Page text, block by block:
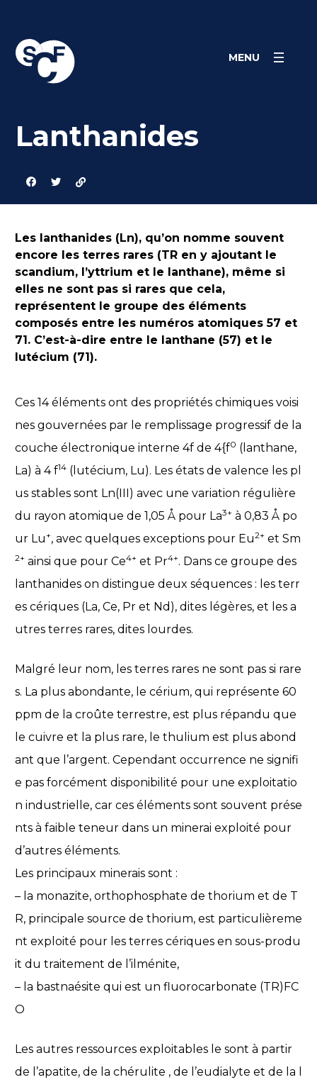
content
MENU
Lanthanides
Les lanthanides (Ln), qu’on nomme souvent
encore les terres rares (TR en y ajoutant le
scandium, l’yttrium et le lanthane), même si
elles ne sont pas si rares que cela,
représentent le groupe des éléments
composés entre les numéros atomiques 57 et
71. C’est-à-dire entre le lanthane (57) et le
lutécium (71).
Ces 14 éléments ont des propriétés chimiques voisi
nes gouvernées par le remplissage progressif de la
couche électronique interne 4f de 4{f0 (lanthane,
La) à 4 f14(lutécium, Lu). Les états de valence les pl
us stables sont Ln(III) avec une variation régulière
du rayon atomique de 1,05 Å pour La3+à 0,83 Å po
ur Lu+, avec quelques exceptions pour Eu2+et Sm
2+ainsi que pour Ce4+et Pr4+. Dans ce groupe des
lanthanides on distingue deux séquences : les terr
es cériques (La, Ce, Pr et Nd), dites légères, et les a
utres terres rares, dites lourdes.
Malgré leur nom, les terres rares ne sont pas si rare
s. La plus abondante, le cérium, qui représente 60
ppm de la croûte terrestre, est plus répandu que
le cuivre et la plus rare, le thulium est plus abond
ant que l’argent. Cependant occurrence ne signifi
e pas forcément disponibilité pour une exploitatio
n industrielle, car ces éléments sont souvent prése
nts à faible teneur dans un minerai exploité pour
d’autres éléments.
Les principaux minerais sont :
– la monazite, orthophosphate de thorium et de T
R, principale source de thorium, est particulièreme
nt exploité pour les terres cériques en sous-produ
it du traitement de l’ilménite,
– la bastnaésite qui est un fluorocarbonate (TR)FC
O
Les autres ressources exploitables le sont à partir
de l’apatite, de la chérulite , de l’eudialyte et de la l